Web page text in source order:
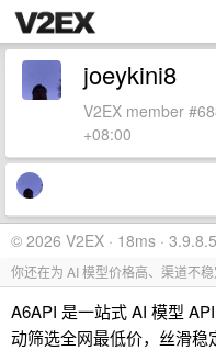
joeykini8
V2EX member
+08:00
© 2026 V2EX · 18ms · 3.9.8.5
你还在为 AI 模型价格高、渠道不
A6API 是一站式 AI 模型
动筛选全网最低价，丝滑